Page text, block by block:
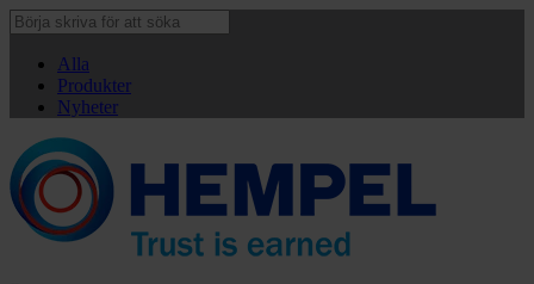
Alla
Produkter
Nyheter